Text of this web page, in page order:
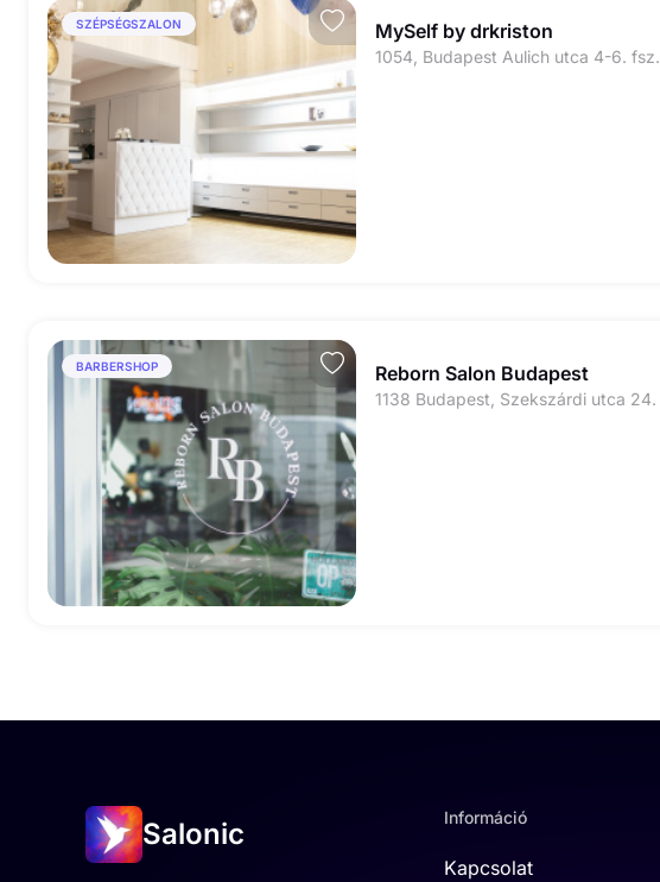
SZÉPSÉGSZALON MySelf by drkriston
1054, Budapest Aulich utca 4-6. fsz.
BARBERSHOP Reborn Salon Budapest
1138 Budapest, Szekszárdi utca 24.
Salonic Információ
Kapcsolat